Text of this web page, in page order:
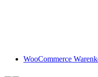
WooCommerce